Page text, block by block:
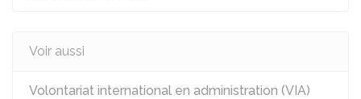
Voir aussi
Volontariat international en administration (VIA)